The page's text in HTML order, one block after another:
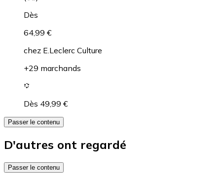
Dès
64,99 €
chez E.Leclerc Culture
+29 marchands
Dès 49,99 €
Passer le contenu
D'autres ont regardé
Passer le contenu